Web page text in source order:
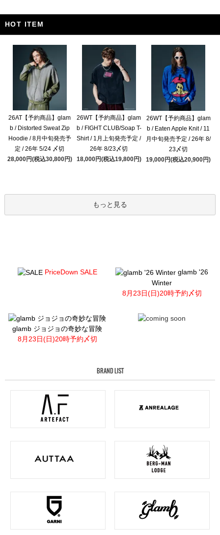
HOT ITEM
26AT【予約商品】glam
b / Distorted Sweat Zip
Hoodie / 8月中旬発売予
定 / 26年 5/24 〆切
28,000円(税込30,800円)
26WT【予約商品】glam
b / FIGHT CLUB/Soap T-
Shirt / 1月上旬発売予定 /
26年 8/23〆切
18,000円(税込19,800円)
26WT【予約商品】glam
b / Eaten Apple Knit / 11
月中旬発売予定 / 26年 8/
23〆切
19,000円(税込20,900円)
もっと見る
PriceDown SALE
glamb '26
Winter
8月23日(日)20時予約〆切
glamb ジョジョの奇妙な冒険
8月23日(日)20時予約〆切
BRAND LIST